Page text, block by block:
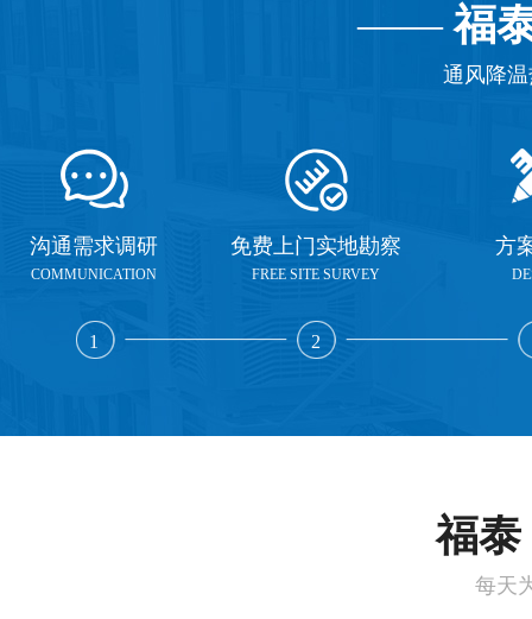
——福
通风降
沟通需求调研
COMMUNICATION
1
免费上门实地勘察
FREE SITE SURVEY
2
方
福泰
每天